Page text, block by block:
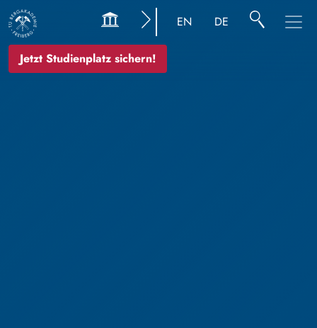
Jetzt Studienplatz sichern!
EN DE